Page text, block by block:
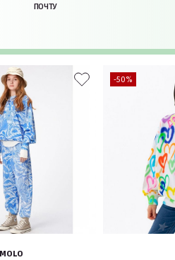
ПОЧТУ
MOLO
-50%